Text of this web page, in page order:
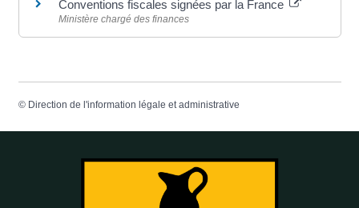
Conventions fiscales signées par la France
Ministère chargé des finances
© Direction de l'information légale et administrative